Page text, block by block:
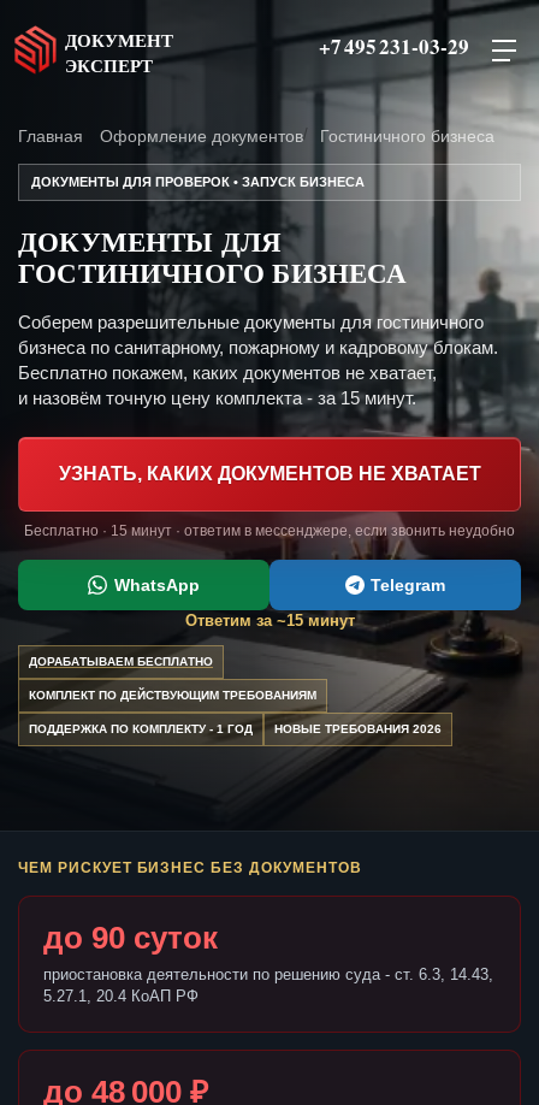
ДОКУМЕНТ
ЭКСПЕРТ
+7 495 231-03-29
Главная Оформление документов Гостиничного бизнеса
ДОКУМЕНТЫ ДЛЯ ПРОВЕРОК • ЗАПУСК БИЗНЕСА
ДОКУМЕНТЫ ДЛЯ
ГОСТИНИЧНОГО БИЗНЕСА
Соберем разрешительные документы для гостиничного
бизнеса по санитарному, пожарному и кадровому блокам.
Бесплатно покажем, каких документов не хватает,
и назовём точную цену комплекта - за 15 минут.
УЗНАТЬ, КАКИХ ДОКУМЕНТОВ НЕ ХВАТАЕТ
Бесплатно · 15 минут · ответим в мессенджере, если звонить неудобно
WhatsApp Telegram
Ответим за ~15 минут
ДОРАБАТЫВАЕМ БЕСПЛАТНО
КОМПЛЕКТ ПО ДЕЙСТВУЮЩИМ ТРЕБОВАНИЯМ
ПОДДЕРЖКА ПО КОМПЛЕКТУ - 1 ГОД НОВЫЕ ТРЕБОВАНИЯ 2026
ЧЕМ РИСКУЕТ БИЗНЕС БЕЗ ДОКУМЕНТОВ
до 90 суток
приостановка деятельности по решению суда - ст. 6.3, 14.43,
5.27.1, 20.4 КоАП РФ
до 48 000 ₽